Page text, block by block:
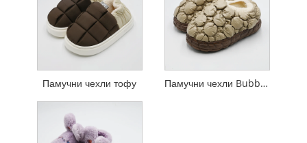
Памучни чехли тофу Памучни чехли Bubble Ball